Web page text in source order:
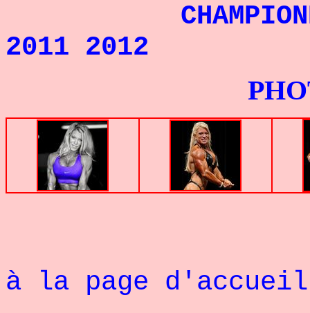
CHAMPIONNE
2011 2012
PHOTOS
à la page